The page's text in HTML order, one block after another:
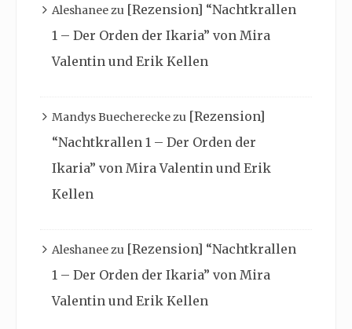
Aleshaneezu [Rezension] “Nachtkrallen
1 – Der Orden der Ikaria” von Mira
Valentin und Erik Kellen
Mandys Buechereckezu [Rezension]
“Nachtkrallen 1 – Der Orden der
Ikaria” von Mira Valentin und Erik
Kellen
Aleshaneezu [Rezension] “Nachtkrallen
1 – Der Orden der Ikaria” von Mira
Valentin und Erik Kellen